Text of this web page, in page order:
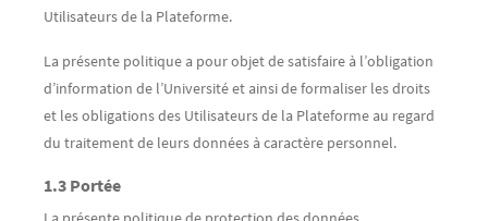
Utilisateurs de la Plateforme.
La présente politique a pour objet de satisfaire à l’obligation
d’information de l’Université et ainsi de formaliser les droits
et les obligations des Utilisateurs de la Plateforme au regard
du traitement de leurs données à caractère personnel.
1.3 Portée